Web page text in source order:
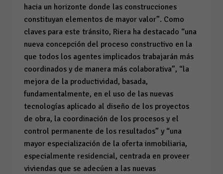
hacia un horizonte donde las construcciones
constituyan elementos de mayor valor”. Como
claves para este tránsito, Riera ha destacado “una
nueva concepción del proceso constructivo en la
que todos los agentes implicados trabajarán más
coordinados y de manera más colaborativa”, “la
mejora de la productividad, basada,
fundamentalmente, en el uso de las nuevas
tecnologías aplicado al diseño de los proyectos
de obra, la coordinación de los procesos y el
control permanente de los resultados” y “una
mayor especialización de la oferta inmobiliaria,
especialmente residencial, centrada en proveer
viviendas que se adecúen a las nuevas